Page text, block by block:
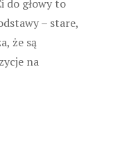
do głowy to
– stare,
że są
na